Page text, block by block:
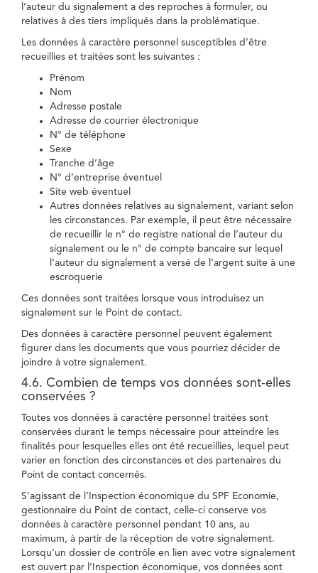
l’auteur du signalement a des reproches à formuler, ou
relatives à des tiers impliqués dans la problématique.
Les données à caractère personnel susceptibles d’être
recueillies et traitées sont les suivantes :
Prénom
Nom
Adresse postale
Adresse de courrier électronique
N° de téléphone
Sexe
Tranche d’âge
N° d’entreprise éventuel
Site web éventuel
Autres données relatives au signalement, variant selon
les circonstances. Par exemple, il peut être nécessaire
de recueillir le n° de registre national de l’auteur du
signalement ou le n° de compte bancaire sur lequel
l’auteur du signalement a versé de l’argent suite à une
escroquerie
Ces données sont traitées lorsque vous introduisez un
signalement sur le Point de contact.
Des données à caractère personnel peuvent également
figurer dans les documents que vous pourriez décider de
joindre à votre signalement.
4.6. Combien de temps vos données sont-elles
conservées ?
Toutes vos données à caractère personnel traitées sont
conservées durant le temps nécessaire pour atteindre les
finalités pour lesquelles elles ont été recueillies, lequel peut
varier en fonction des circonstances et des partenaires du
Point de contact concernés.
S’agissant de l’Inspection économique du SPF Economie,
gestionnaire du Point de contact, celle-ci conserve vos
données à caractère personnel pendant 10 ans, au
maximum, à partir de la réception de votre signalement.
Lorsqu’un dossier de contrôle en lien avec votre signalement
est ouvert par l’Inspection économique, vos données sont